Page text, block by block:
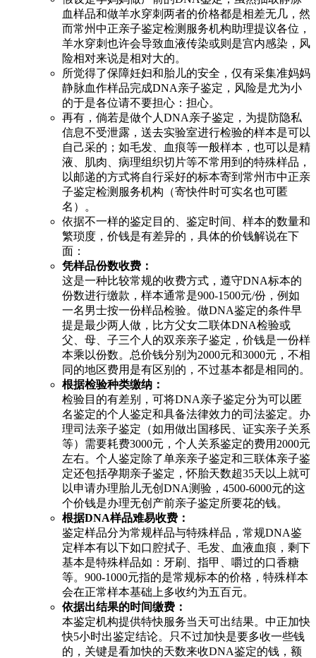
血样品和做羊水穿刺两者的价格都是相差无几，然
而常州中正亲子鉴定检测服务机构助理提议各位，
羊水穿刺也许会导致血液传染或则是宫内感染，风
险相对来说是相对大的。
所觉得了保障妊妇和胎儿的安全，仅有采集准妈妈
静脉血作样品完成DNA亲子鉴定，风险是尤为小
的于是各位请不要担心：担心。
再有，倘若是做个人DNA亲子鉴定，为提防隐私
信息不受泄露，送去实验室进行检验的样本是可以
自己采的；如毛发、血痕等一般样本，也可以是精
液、肌肉、病理组织切片等不常用到的特殊样品，
以邮递的方式将自行采好的标本寄到常州市中正亲
子鉴定检测服务机构（寄快件时可实名也可匿
名）。
依据不一样的鉴定目的、鉴定时间、样本的数量和
繁琐度，价钱是有差异的，具体的价钱解说在下
面：
凭样品份数收费：
这是一种比较常规的收费方式，遵守DNA标本的
份数进行缴款，样本通常是900-1500元/份，例如
一名男士按一份样品检验。做DNA鉴定的条件早
提是最少两人做，比方父女二联体DNA检验或
父、母、子三个人的双亲亲子鉴定，价钱是一份样
本乘以份数。总价钱分别为2000元和3000元，不相
同的地区费用是有区别的，不过基本都是相同的。
根据检验种类缴纳：
检验目的有差别，可将DNA亲子鉴定分为可以匿
名鉴定的个人鉴定和具备法律效力的司法鉴定。办
理司法亲子鉴定（如用做出国移民、证实亲子关系
等）需要耗费3000元，个人关系鉴定的费用2000元
左右。个人鉴定除了单亲亲子鉴定和三联体亲子鉴
定还包括孕期亲子鉴定，怀胎天数超35天以上就可
以申请办理胎儿无创DNA测验，4500-6000元的这
个价钱是办理无创产前亲子鉴定所要花的钱。
根据DNA样品难易收费：
鉴定样品分为常规样品与特殊样品，常规DNA鉴
定样本有以下如口腔拭子、毛发、血液血痕，剩下
基本是特殊样品如：牙刷、指甲、嚼过的口香糖
等。900-1000元指的是常规标本的价格，特殊样本
会在正常样本基础上多收约为五百元。
依据出结果的时间缴费：
本鉴定机构提供特快服务当天可出结果。中正加快
快5小时出鉴定结论。只不过加快是要多收一些钱
的，关键是看加快的天数来收DNA鉴定的钱，额